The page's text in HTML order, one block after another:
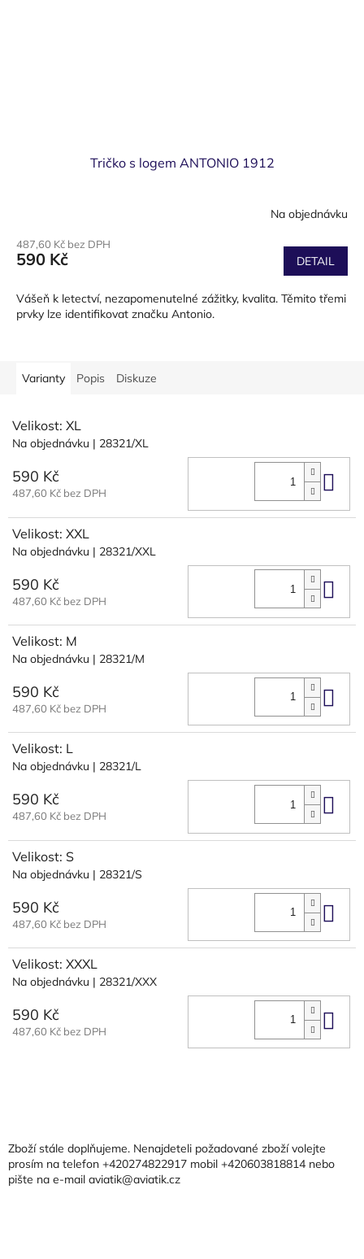
Tričko s logem ANTONIO 1912
Na objednávku
487,60 Kč bez DPH
590 Kč DETAIL
Vášeň k letectví, nezapomenutelné zážitky, kvalita. Těmito třemi
prvky lze identifikovat značku Antonio.
Varianty Popis Diskuze
Velikost: XL
Na objednávku | 28321/XL
590 Kč
487,60 Kč bez DPH Do
Velikost: XXL
Na objednávku | 28321/XXL
590 Kč
487,60 Kč bez DPH Do
Velikost: M
Na objednávku | 28321/M
590 Kč
487,60 Kč bez DPH Do
Velikost: L
Na objednávku | 28321/L
590 Kč
487,60 Kč bez DPH Do
Velikost: S
Na objednávku | 28321/S
590 Kč
487,60 Kč bez DPH Do
Velikost: XXXL
Na objednávku | 28321/XXX
590 Kč
487,60 Kč bez DPH Do
aZboží stále doplňujeme. Nenajdeteli požadované zboží volejte
prosím na telefon +420274822917 mobil +420603818814 nebo
pište na e-mail aviatik@aviatik.cz